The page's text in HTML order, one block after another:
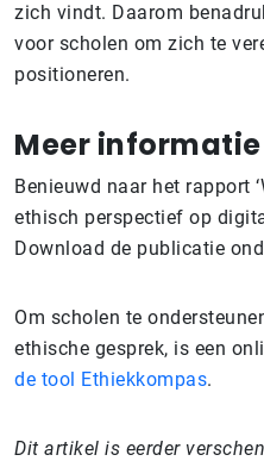
zich vindt. Daarom
voor scholen om zich te
positioneren.
Meer informatie
Benieuwd naar het rapport
ethisch perspectief op
Download de publicatie
Om scholen te
ethische gesprek, is een
de tool Ethiekkompas.
Dit artikel is eerder